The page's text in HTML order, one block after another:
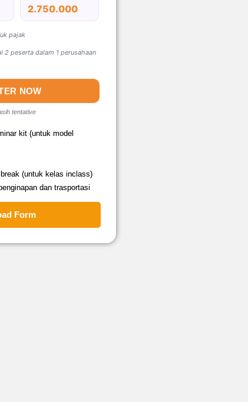
2.750.000
pajak
2 peserta dalam 1 perusahaan
NOW
tentative
kit (untuk model
(untuk kelas inclass)
dan trasportasi
Form